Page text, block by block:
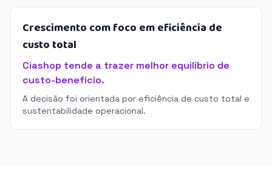
Crescimento com foco em eficiência de
custo total
Ciashop tende a trazer melhor equilíbrio de
custo-benefício.
A decisão foi orientada por eficiência de custo total e
sustentabilidade operacional.